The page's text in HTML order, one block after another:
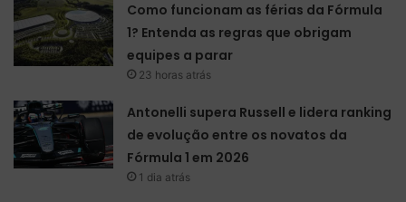
Como funcionam as férias da Fórmula
1? Entenda as regras que obrigam
equipes a parar
23 horas atrás
Antonelli supera Russell e lidera ranking
de evolução entre os novatos da
Fórmula 1 em 2026
1 dia atrás